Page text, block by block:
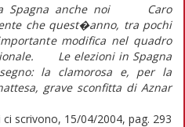
la Spagna anche noi Caro
che quest�anno, tra pochi
modifica nel quadro
Le elezioni in Spagna
la clamorosa e, per la
grave sconfitta di Aznar
scrivono, 15/04/2004, pag. 293